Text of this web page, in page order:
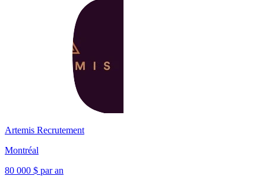
Artemis Recrutement
Montréal
80 000 $ par an